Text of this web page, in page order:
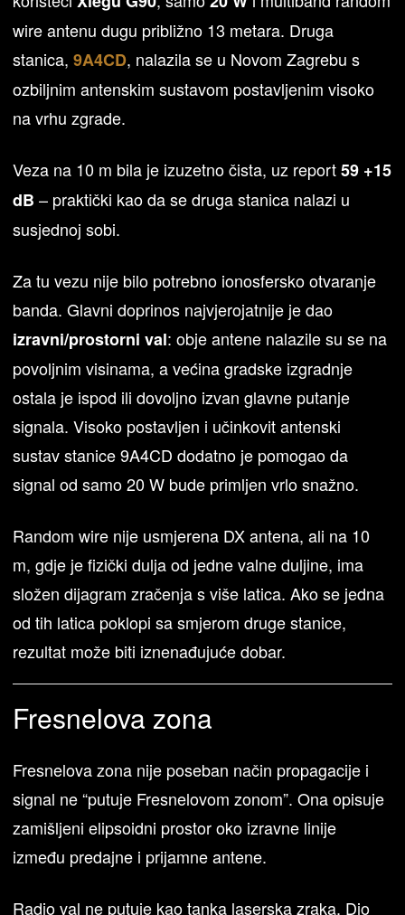
wire antenu dugu približno 13 metara. Druga
stanica,9A4CD, nalazila se u Novom Zagrebu s
ozbiljnim antenskim sustavom postavljenim visoko
na vrhu zgrade.
Veza na 10 m bila je izuzetno čista, uz report59 +15
dB – praktički kao da se druga stanica nalazi u
susjednoj sobi.
Za tu vezu nije bilo potrebno ionosfersko otvaranje
banda. Glavni doprinos najvjerojatnije je dao
izravni/prostorni val: obje antene nalazile su se na
povoljnim visinama, a većina gradske izgradnje
ostala je ispod ili dovoljno izvan glavne putanje
signala. Visoko postavljen i učinkovit antenski
sustav stanice 9A4CD dodatno je pomogao da
signal od samo 20 W bude primljen vrlo snažno.
Random wire nije usmjerena DX antena, ali na 10
m, gdje je fizički dulja od jedne valne duljine, ima
složen dijagram zračenja s više latica. Ako se jedna
od tih latica poklopi sa smjerom druge stanice,
rezultat može biti iznenađujuće dobar.
Fresnelova zona
Fresnelova zona nije poseban način propagacije i
signal ne “putuje Fresnelovom zonom”. Ona opisuje
zamišljeni elipsoidni prostor oko izravne linije
između predajne i prijamne antene.
Radio val ne putuje kao tanka laserska zraka. Dio